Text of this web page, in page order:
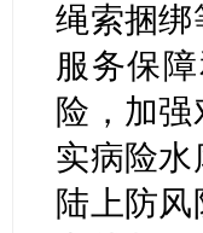
绳索捆绑
服务保
险，加
实病险
陆上防